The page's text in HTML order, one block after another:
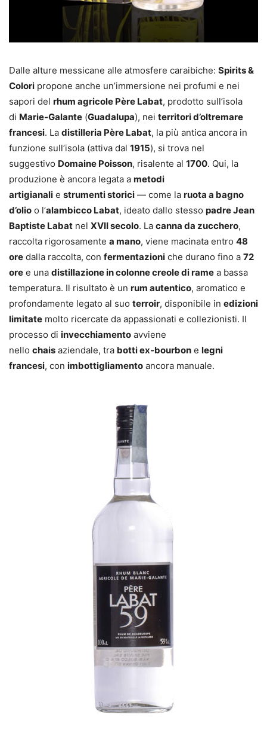
Dalle alture messicane alle atmosfere caraibiche: Spirits &
Colori propone anche un’immersione nei profumi e nei
sapori del rhum agricole Père Labat, prodotto sull’isola
di Marie-Galante (Guadalupa), nei territori d’oltremare
francesi. La distilleria Père Labat, la più antica ancora in
funzione sull’isola (attiva dal 1915), si trova nel
suggestivo Domaine Poisson, risalente al 1700. Qui, la
produzione è ancora legata a metodi
artigianali e strumenti storici — come la ruota a bagno
d’olio o l’alambicco Labat, ideato dallo stesso padre Jean
Baptiste Labat nel XVII secolo. La canna da zucchero,
raccolta rigorosamente a mano, viene macinata entro 48
ore dalla raccolta, con fermentazioni che durano fino a 72
ore e una distillazione in colonne creole di rame a bassa
temperatura. Il risultato è un rum autentico, aromatico e
profondamente legato al suo terroir, disponibile in edizioni
limitate molto ricercate da appassionati e collezionisti. Il
processo di invecchiamento avviene
nello chais aziendale, tra botti ex-bourbon e legni
francesi, con imbottigliamento ancora manuale.